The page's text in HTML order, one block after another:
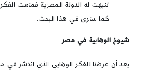
تنبهت له الدولة المصرية فمنعت الفكر
كما سنرى في هذا البحث.
شيوخ الوهابية في مصر
بعد أن عرضنا للفكر الوهابي الذي انتشر في